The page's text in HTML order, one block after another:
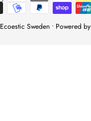
Ecoestic Sweden • Powered by